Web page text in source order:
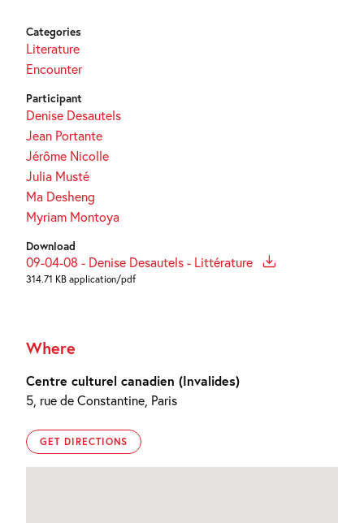
Categories
Literature
Encounter
Participant
Denise Desautels
Jean Portante
Jérôme Nicolle
Julia Musté
Ma Desheng
Myriam Montoya
Download
09-04-08 - Denise Desautels - Littérature
314.71 KB application/pdf
Where
Centre culturel canadien (Invalides)
5, rue de Constantine, Paris
GET DIRECTIONS